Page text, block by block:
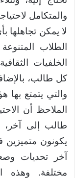
والمتكامل
لا يمكن
الطلاب
الخلفيات
كل طالب،
والتي يتمتع بها
الملاحظ أن
طالب إلى
يكونون متميزين
آخر تحديات
مختلفة. وهذه